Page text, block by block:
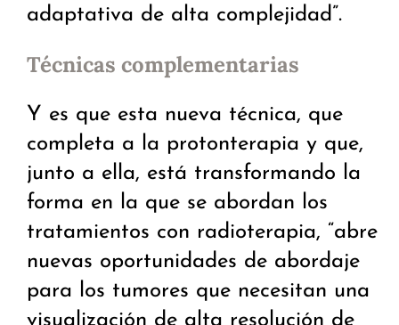
adaptativa de alta complejidad”.
Técnicas complementarias
Y es que esta nueva técnica, que
completa a la protonterapia y que,
junto a ella, está transformando la
forma en la que se abordan los
tratamientos con radioterapia, “abre
nuevas oportunidades de abordaje
para los tumores que necesitan una